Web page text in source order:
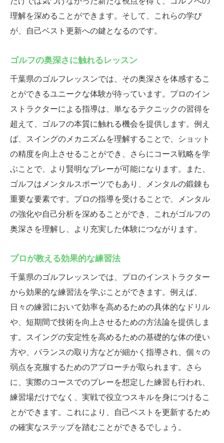
理解を深めることができます。そして、これらの学び
が、自己ベスト更新への鍵となるのです。
ゴルフの奥深さに触れるレッスン
千葉県のゴルフレッスンでは、その奥深さを体感するこ
とができるユニークな体験が待っています。プロのイン
ストラクターによる指導は、単なるテクニックの習得を
超えて、ゴルフの本質に触れる機会を提供します。例え
ば、スイングのメカニズムを理解することで、ショット
の精度を向上させることができ、さらにコース戦略を学
ぶことで、より賢明なプレーが可能になります。また、
ゴルフはメンタルスポーツでもあり、メンタルの鍛錬も
重要な要素です。プロの指導を受けることで、メンタル
の強化や自己分析を深めることができ、これがゴルフの
奥深さを理解し、より充実した体験につながります。
プロが教える効果的な練習法
千葉県のゴルフレッスンでは、プロのインストラクター
から効果的な練習法を学ぶことができます。例えば、
日々の練習において効率を高めるための具体的なドリル
や、短期間で技術を向上させるための方法論を提供しま
す。スイングの安定性を高めるための基礎的な体の使い
方や、バランスの取り方などが細かく指導され、個々の
弱点を克服するためのアプローチが取られます。さら
に、実際のコースでのプレーを想定した練習も行われ、
練習場だけでなく、実戦で役立つスキルを身につけるこ
とができます。これにより、自己ベストを更新するため
の確実なステップを踏むことができるでしょう。